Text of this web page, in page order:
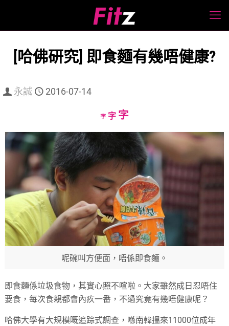
[哈佛研究] 即食麵有幾唔健康?
永誠 2016-07-14
字Decrease
字Reset
字Increase
size.
呢碗叫方便面，唔係即食麵。
即食麵係垃圾食物，其實心照不喧啦。大家雖然成日忍唔住
要食，每次食親都會內疚一番，不過究竟有幾唔健康呢？
哈佛大學有大規模嘅追踪式調查，喺南韓搵來11000位成年